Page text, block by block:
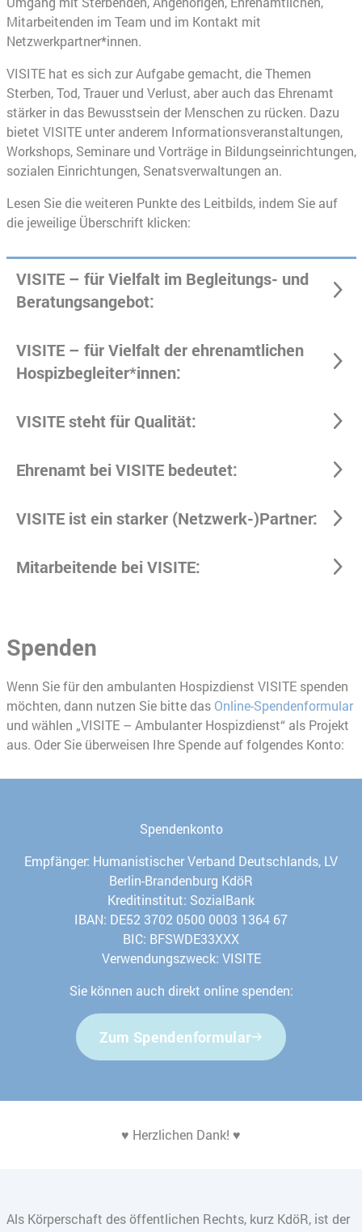
Mitarbeitenden im Team und im Kontakt mit
Netzwerkpartner*innen.
VISITE hat es sich zur Aufgabe gemacht, die Themen
Sterben, Tod, Trauer und Verlust, aber auch das Ehrenamt
stärker in das Bewusstsein der Menschen zu rücken. Dazu
bietet VISITE unter anderem Informationsveranstaltungen,
Workshops, Seminare und Vorträge in Bildungseinrichtungen,
sozialen Einrichtungen, Senatsverwaltungen an.
Lesen Sie die weiteren Punkte des Leitbilds, indem Sie auf
die jeweilige Überschrift klicken:
VISITE – für Vielfalt im Begleitungs- und
Beratungsangebot:
VISITE – für Vielfalt der ehrenamtlichen
Hospizbegleiter*innen:
VISITE steht für Qualität:
Ehrenamt bei VISITE bedeutet:
VISITE ist ein starker (Netzwerk-)Partner:
Mitarbeitende bei VISITE:
Spenden
Wenn Sie für den ambulanten Hospizdienst VISITE spenden
möchten, dann nutzen Sie bitte das Online-Spendenformular
und wählen „VISITE – Ambulanter Hospizdienst“ als Projekt
aus. Oder Sie überweisen Ihre Spende auf folgendes Konto:
Spendenkonto
Empfänger: Humanistischer Verband Deutschlands, LV
Berlin-Brandenburg KdöR
Kreditinstitut: SozialBank
IBAN: DE52 3702 0500 0003 1364 67
BIC: BFSWDE33XXX
Verwendungszweck: VISITE
Sie können auch direkt online spenden:
Zum Spendenformular
♥ Herzlichen Dank! ♥
Als Körperschaft des öffentlichen Rechts, kurz KdöR, ist der